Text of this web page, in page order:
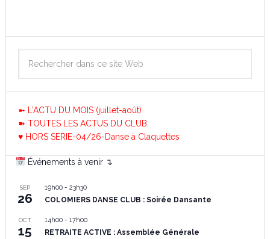
➼ L'ACTU DU MOIS (juillet-août)
➽ TOUTES LES ACTUS DU CLUB
♥ HORS SERIE-04/26-Danse à Claquettes
Événements à venir ↴
SEP
26
19h00- 23h30
COLOMIERS DANSE CLUB : Soirée Dansante
OCT
15
14h00- 17h00
RETRAITE ACTIVE : Assemblée Générale